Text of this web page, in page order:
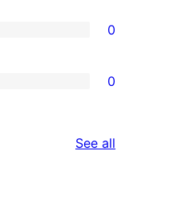
0
0
See all